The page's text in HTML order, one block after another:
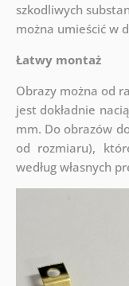
szkodliwych
można umieścić w
Łatwy montaż
Obrazy można od
jest dokładnie
mm. Do obrazów
od rozmiaru),
według własnych